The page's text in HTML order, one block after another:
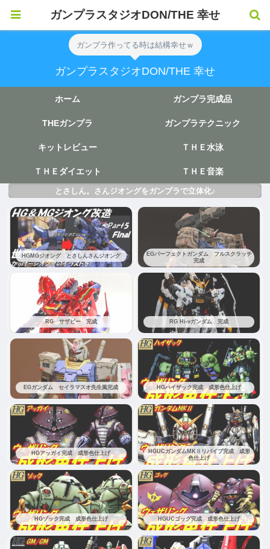
ガンプラ作ってる時は結構幸せｗ
ガンプラスタジオDON/THE 幸せ
ホーム ガンプラ完成品
THEガンプラ ガンプラテクニック
キットレビュー ＴＨＥ水泳
ＴＨＥダイエット ＴＨＥ音楽
とさしん。さんジオングをガンプラで立体化♪
HGMGジオング とさしんさんジオング
EGパーフェクトガンダム フルスクラッチ
完成
RG サザビー 完成 RG Hi-νガンダム 完成
EGガンダム セイラマスオ先生風完成 HGハイザック完成 成形色仕上げ
HGアッガイ完成 成形色仕上げ
HGUCガンダムMKⅡリバイブ完成 成形
色仕上げ
HGゾック完成 成形色仕上げ HGUCゴッグ完成 成形色仕上げ
ガンプラスタジオDON/THE 幸せ